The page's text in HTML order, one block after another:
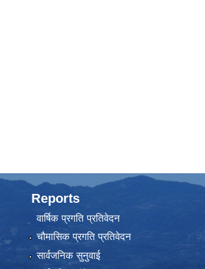
Reports
वार्षिक प्रगति प्रतिवेदन
चौमासिक प्रगति प्रतिवेदन
सार्वजनिक सुनुवाई